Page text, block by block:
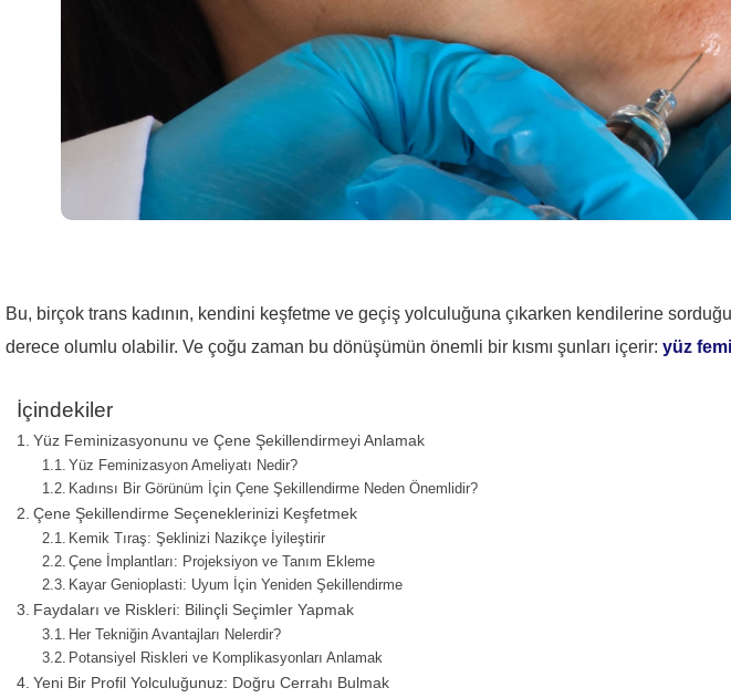
Bu, birçok trans kadının, kendini keşfetme ve geçiş yolculuğuna çıkarken kendilerine
derece olumlu olabilir. Ve çoğu zaman bu dönüşümün önemli bir kısmı şunları içerir: yüz
İçindekiler
Yüz Feminizasyonunu ve Çene Şekillendirmeyi Anlamak
Yüz Feminizasyon Ameliyatı Nedir?
Kadınsı Bir Görünüm İçin Çene Şekillendirme Neden Önemlidir?
Çene Şekillendirme Seçeneklerinizi Keşfetmek
Kemik Tıraş: Şeklinizi Nazikçe İyileştirir
Çene İmplantları: Projeksiyon ve Tanım Ekleme
Kayar Genioplasti: Uyum İçin Yeniden Şekillendirme
Faydaları ve Riskleri: Bilinçli Seçimler Yapmak
Her Tekniğin Avantajları Nelerdir?
Potansiyel Riskleri ve Komplikasyonları Anlamak
Yeni Bir Profil Yolculuğunuz: Doğru Cerrahı Bulmak